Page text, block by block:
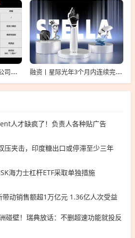
广电新规出台半年，影视公司看懂这套“IP宇宙说明书”了吗？ 融资丨星际光年3个月内连续完成2轮融资，累计融资亿元
人才缺疯了！负责人各种贴广告
压夹击，印度糖出口或停滞至少三年
海力士杠杆ETF采取单独措施
动销售额超1万亿元 1.36亿人次受益
碰壁！瑞典放话：不删超速功能就投反